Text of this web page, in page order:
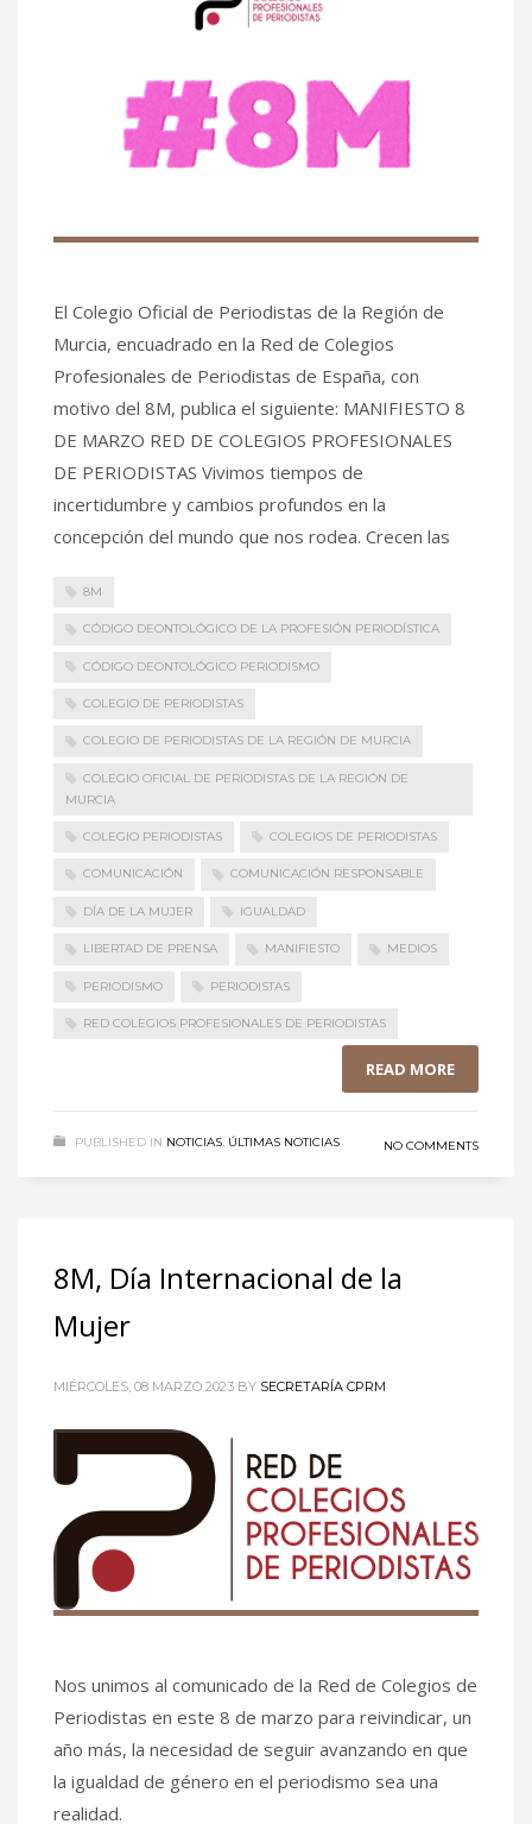
El Colegio Oficial de Periodistas de la Región de
Murcia, encuadrado en la Red de Colegios
Profesionales de Periodistas de España, con
motivo del 8M, publica el siguiente: MANIFIESTO 8
DE MARZO RED DE COLEGIOS PROFESIONALES
DE PERIODISTAS Vivimos tiempos de
incertidumbre y cambios profundos en la
concepción del mundo que nos rodea. Crecen las
8M
CÓDIGO DEONTOLÓGICO DE LA PROFESIÓN PERIODÍSTICA
CÓDIGO DEONTOLÓGICO PERIODISMO
COLEGIO DE PERIODISTAS
COLEGIO DE PERIODISTAS DE LA REGIÓN DE MURCIA
COLEGIO OFICIAL DE PERIODISTAS DE LA REGIÓN DE
MURCIA
COLEGIO PERIODISTAS COLEGIOS DE PERIODISTAS
COMUNICACIÓN COMUNICACIÓN RESPONSABLE
DÍA DE LA MUJER IGUALDAD
LIBERTAD DE PRENSA MANIFIESTO MEDIOS
PERIODISMO PERIODISTAS
RED COLEGIOS PROFESIONALES DE PERIODISTAS
READ MORE
PUBLISHED IN NOTICIAS, ÚLTIMAS NOTICIAS NO COMMENTS
8M, Día Internacional de la
Mujer
MIÉRCOLES, 08 MARZO 2023 BY SECRETARÍA CPRM
Nos unimos al comunicado de la Red de Colegios de
Periodistas en este 8 de marzo para reivindicar, un
año más, la necesidad de seguir avanzando en que
la igualdad de género en el periodismo sea una
realidad.